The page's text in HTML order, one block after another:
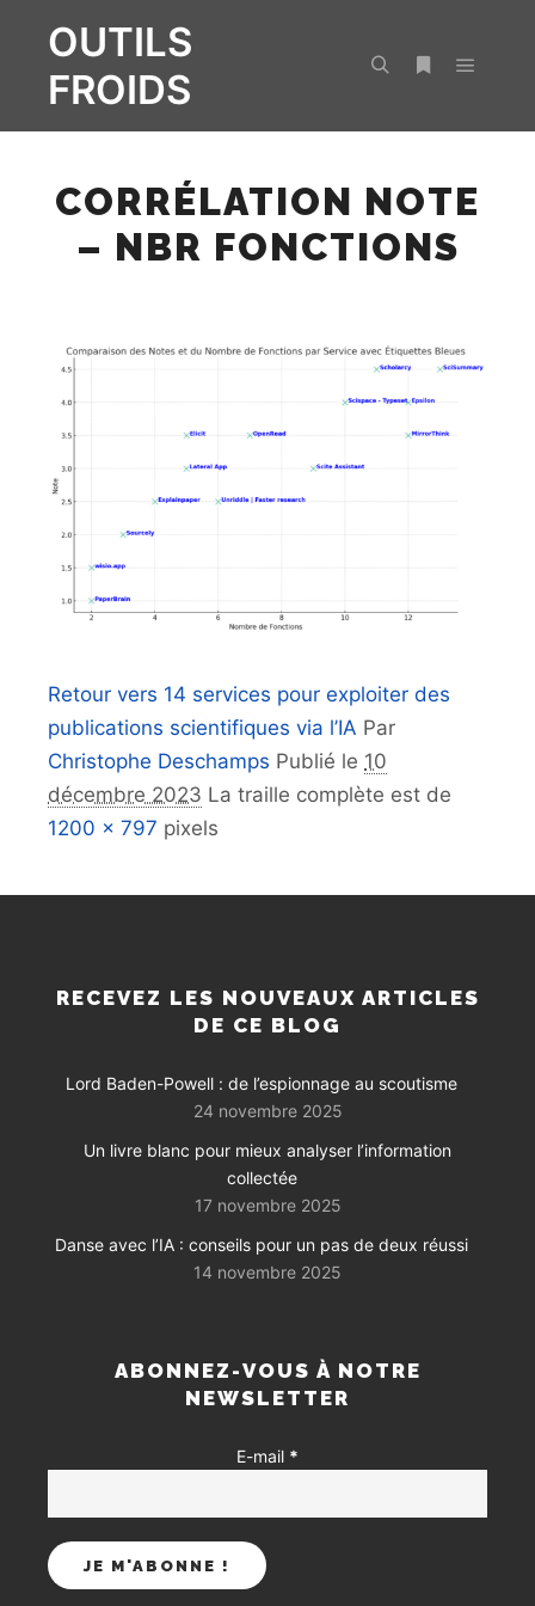
OUTILS
FROIDS
CORRÉLATION NOTE
– NBR FONCTIONS
Retour vers 14 services pour exploiter des
publications scientifiques via l’IA Par
Christophe Deschamps Publié le 10
décembre 2023 La traille complète est de
1200 × 797 pixels
RECEVEZ LES NOUVEAUX ARTICLES
DE CE BLOG
Lord Baden-Powell : de l’espionnage au scoutisme
24 novembre 2025
Un livre blanc pour mieux analyser l’information
collectée
17 novembre 2025
Danse avec l’IA : conseils pour un pas de deux réussi
14 novembre 2025
ABONNEZ-VOUS À NOTRE
NEWSLETTER
E-mail *